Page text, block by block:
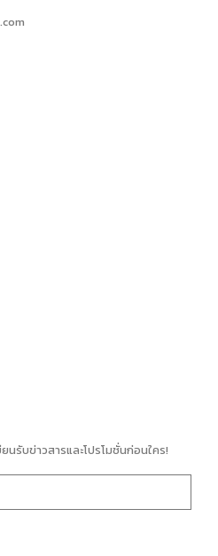
นรับข่าวสารและโปรโมชั่นก่อนใคร!